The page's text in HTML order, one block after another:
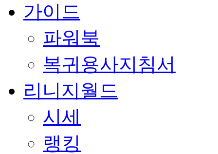
가이드
파워북
복귀용사지침서
리니지월드
시세
랭킹